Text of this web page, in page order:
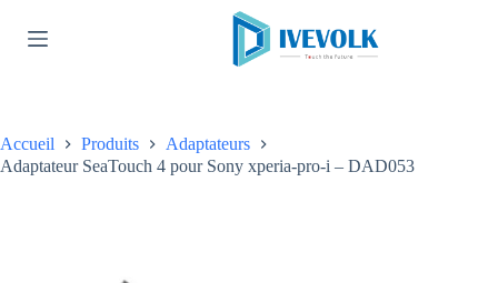
contenu
Accueil Produits
Adaptateurs
Adaptateur SeaTouch 4 pour Sony xperia-pro-i – DAD053